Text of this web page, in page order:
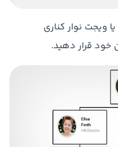
ویجت نوار کناری
خود قرار دهید.